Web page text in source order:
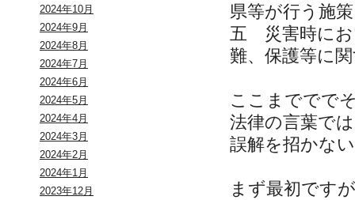
2024年10月
2024年9月
2024年8月
2024年7月
2024年6月
2024年5月
2024年4月
2024年3月
2024年2月
2024年1月
2023年12月
県等が行う施
五 災害時にお
難、保護等に
ここまででで
法律の言葉で
誤解を招かな
まず最初です